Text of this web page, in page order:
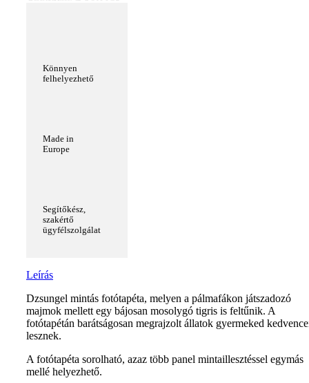
Könnyen
felhelyezhető
Made in
Europe
Segítőkész,
szakértő
ügyfélszolgálat
Leírás
Dzsungel mintás fotótapéta, melyen a pálmafákon játszadozó
majmok mellett egy bájosan mosolygó tigris is feltűnik. A
fotótapétán barátságosan megrajzolt állatok gyermeked
lesznek.
A fotótapéta sorolható, azaz több panel mintaillesztéssel egymás
mellé helyezhető.